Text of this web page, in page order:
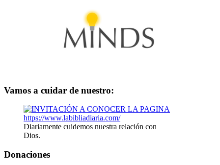
Vamos a cuidar de nuestro:
Diariamente cuidemos nuestra relación con
Dios.
Donaciones